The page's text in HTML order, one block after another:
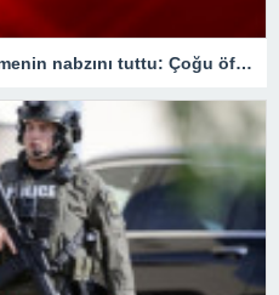
İngiliz haber ajansı genç seçmenin nabzını tuttu: Çoğu öfkesini dindirmek için sandığa gidiyor